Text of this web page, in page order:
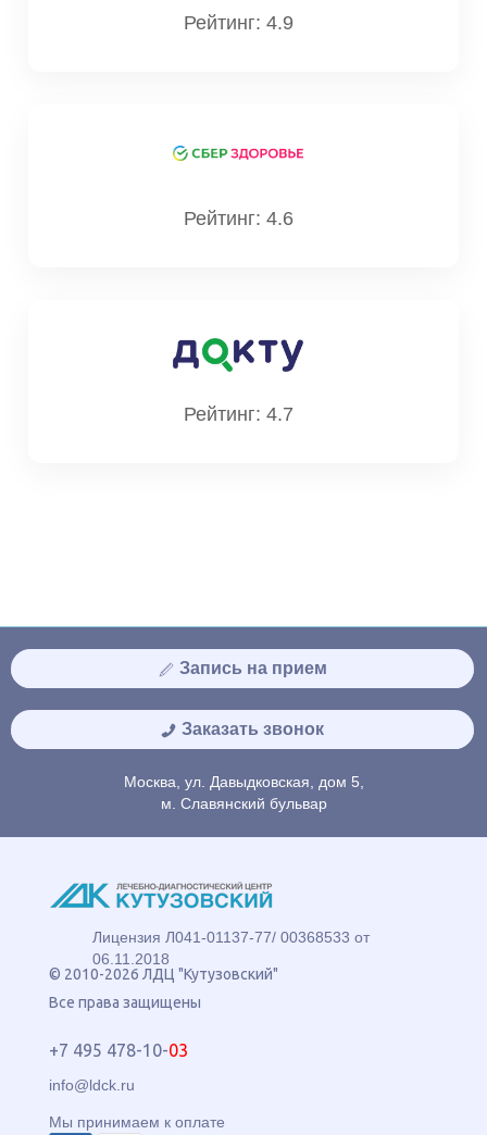
врач-ревматолог
Данич Андрей
321
Рейтинг: 4.9
Рейтинг: 4.6
Рейтинг: 4.7
Запись на прием
Заказать звонок
Москва, ул. Давыдковская, дом 5,
м. Славянский бульвар
Лицензия Л041-01137-77/ 00368533 от
06.11.2018
© 2010-2026 ЛДЦ "Кутузовский"
Все права защищены
+7 495 478-10-03
info@ldck.ru
Мы принимаем к оплате